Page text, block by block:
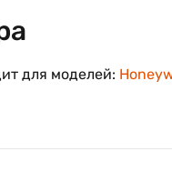
для моделей: